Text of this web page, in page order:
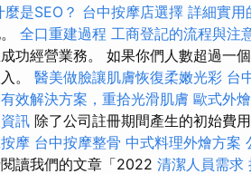
麼是SEO？ 台中按摩店選擇 詳細實用
全口重建過程 工商登記的流程與注
功經營業務。 如果你們人數超過一
。 醫美做臉讓肌膚恢復柔嫩光彩 台
效解決方案，重拾光滑肌膚 歐式外
訊 除了公司註冊期間產生的初始費
摩 台中按摩整骨 中式料理外燴方案
讀我們的文章「2022 清潔人員需求